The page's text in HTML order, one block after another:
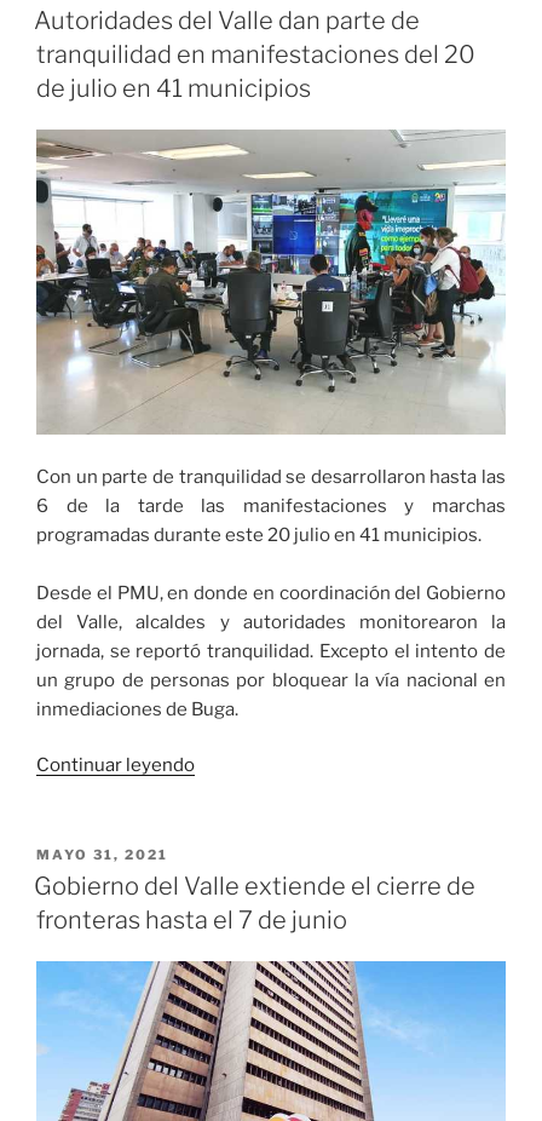
fuerza
pública,
Gobernación
garantizará
orden
público
durante
movilizaciones»
EL
Autoridades del Valle dan parte de
tranquilidad en manifestaciones del 20
de julio en 41 municipios
Con un parte de tranquilidad se desarrollaron hasta las
6 de la tarde las manifestaciones y marchas
programadas durante este 20 julio en 41 municipios.
Desde el PMU, en donde en coordinación del Gobierno
del Valle, alcaldes y autoridades monitorearon la
jornada, se reportó tranquilidad. Excepto el intento de
un grupo de personas por bloquear la vía nacional en
inmediaciones de Buga.
Continuar leyendo«Autoridades
parte
tranquilidad
en
manifestaciones
del
20
de
julio
PUBLICADO
EL
MAYO 31, 2021
Gobierno del Valle extiende el cierre de
fronteras hasta el 7 de junio